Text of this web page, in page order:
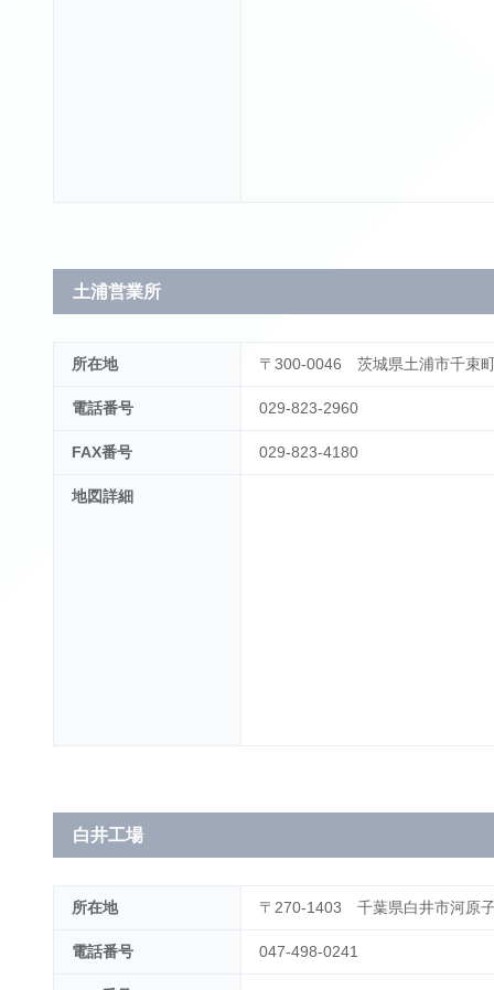
土浦営業所
所在地 〒300-0046 茨城県土浦市千束
電話番号 029-823-2960
FAX番号 029-823-4180
地図詳細
白井工場
所在地 〒270-1403 千葉県白井市河原
電話番号 047-498-0241